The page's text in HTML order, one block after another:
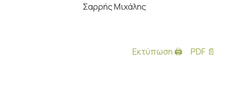
Σαρρής Μιχάλης
Εκτύπωση 🖨 PDF 📄